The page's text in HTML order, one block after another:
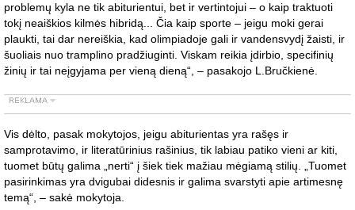
problemų kyla ne tik abiturientui, bet ir vertintojui – o kaip traktuoti
tokį neaiškios kilmės hibridą... Čia kaip sporte – jeigu moki gerai
plaukti, tai dar nereiškia, kad olimpiadoje gali ir vandensvydį žaisti, ir
šuoliais nuo tramplino pradžiuginti. Viskam reikia įdirbio, specifinių
žinių ir tai neįgyjama per vieną dieną“, – pasakojo L.Bručkienė.
Vis dėlto, pasak mokytojos, jeigu abiturientas yra rašęs ir
samprotavimo, ir literatūrinius rašinius, tik labiau patiko vieni ar kiti,
tuomet būtų galima „nerti“ į šiek tiek mažiau mėgiamą stilių. „Tuomet
pasirinkimas yra dvigubai didesnis ir galima svarstyti apie artimesnę
temą“, – sakė mokytoja.